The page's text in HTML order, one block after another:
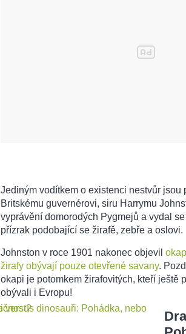
Jediným vodítkem o existenci nestvůr jsou
Britskému guvernérovi, siru Harrymu
vyprávění domorodých Pygmejů a vydal
přízrak podobající se žirafě, zebře a oslovi.
Johnston v roce 1901 nakonec objevil
žirafy obývají pouze otevřené savany.
okapi je potomkem žirafovitých, kteří ještě
obývali i Evropu!